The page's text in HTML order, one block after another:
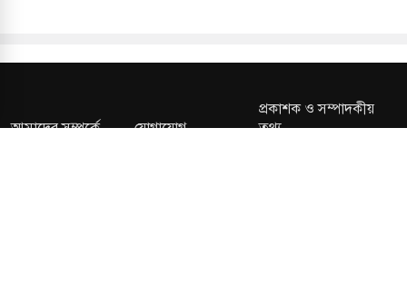
আমাদের সম্পর্কে যোগাযোগ
প্রকাশক ও সম্পাদকীয়
তথ্য